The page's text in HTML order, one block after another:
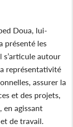
Doua, lui-
présenté les
Il s’articule autour
représentativité
assurer la
et des projets,
en agissant
de travail.